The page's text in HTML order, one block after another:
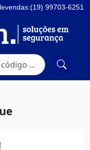
99703-6251